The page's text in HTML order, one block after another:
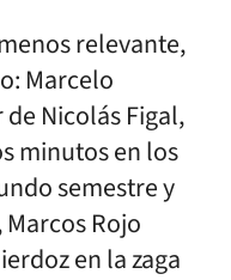
relevante,
Marcelo
Nicolás Figal,
minutos en los
semestre y
Rojo
en la zaga